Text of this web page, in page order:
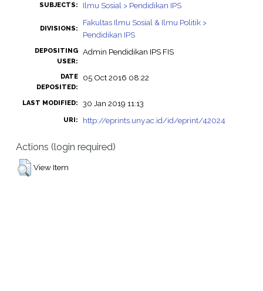
SUBJECTS: Ilmu Sosial > Pendidikan IPS
DIVISIONS:
Fakultas Ilmu Sosial & Ilmu Politik >
Pendidikan IPS
DEPOSITING
USER:
Admin Pendidikan IPS FIS
DATE
DEPOSITED:
05 Oct 2016 08:22
LAST MODIFIED: 30 Jan 2019 11:13
URI: http://eprints.uny.ac.id/id/eprint/42024
Actions (login required)
View Item